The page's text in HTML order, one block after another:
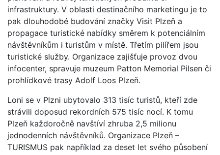
infrastruktury. V oblasti destinačního marketingu je to
pak dlouhodobé budování značky Visit Plzeň a
propagace turistické nabídky směrem k potenciálním
návštěvníkům i turistům v místě. Třetím pilířem jsou
turistické služby. Organizace zajišťuje provoz dvou
infocenter, spravuje muzeum Patton Memorial Pilsen či
prohlídkové trasy Adolf Loos Plzeň.
Loni se v Plzni ubytovalo 313 tisíc turistů, kteří zde
strávili doposud rekordních 575 tisíc nocí. K tomu
Plzeň každoročně navštíví zhruba 2,5 milionu
jednodenních návštěvníků. Organizace Plzeň –
TURISMUS pak například za deset let svého působení